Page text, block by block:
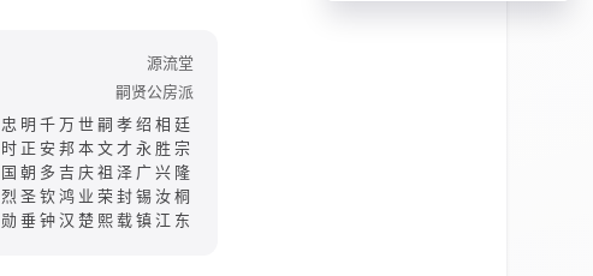
源流堂
嗣贤公房派
忠明千万世嗣孝绍相廷
时正安邦本文才永胜宗
国朝多吉庆祖泽广兴隆
烈圣钦鸿业荣封锡汝桐
勋垂钟汉楚熙载镇江东